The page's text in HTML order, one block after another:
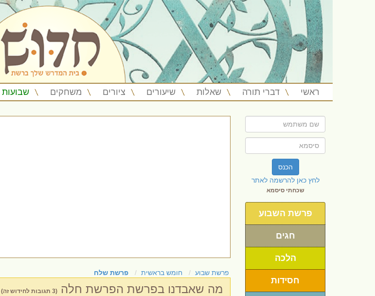
ראשי דברי תורה שאלות שיעורים ציורים משחקים שבועות
הכנס
לחץ כאן להרשמה לאתר
שכחתי סיסמא
פרשת השבוע
חגים
הלכה
חסידות
פרשת שבוע חומש בראשית פרשת שלח
מה שאבדנו בפרשת הפרשת חלה (3 תגובות לחידוש זה)